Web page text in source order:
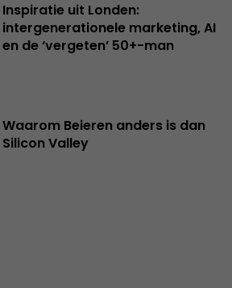
Inspiratie uit Londen:
intergenerationele marketing, AI
en de ‘vergeten’ 50+-man
Waarom Beieren anders is dan
Silicon Valley